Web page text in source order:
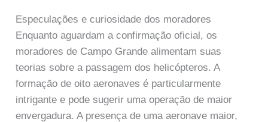
Especulações e curiosidade dos moradores
Enquanto aguardam a confirmação oficial, os
moradores de Campo Grande alimentam suas
teorias sobre a passagem dos helicópteros. A
formação de oito aeronaves é particularmente
intrigante e pode sugerir uma operação de maior
envergadura. A presença de uma aeronave maior,